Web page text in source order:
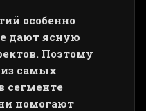
особенно
дают ясную
Поэтому
из самых
сегменте
помогают